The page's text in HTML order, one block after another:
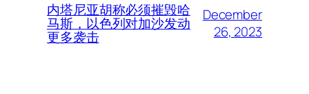
内塔尼亚胡称必须摧毁哈
马斯，以色列对加沙发动
更多袭击
December
26, 2023